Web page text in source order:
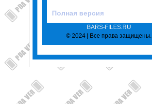
Полная версия
BARS-FILES.RU
© 2024 | Все права защищены.